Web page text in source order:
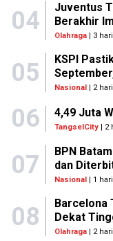
04
Juventus
Berakhir
Olahraga| 3
05
KSPI
Nasional| 2
06 4,49 Juta
TangselCity | 2
07
BPN
dan
Nasional| 1
08
Barcelona
Dekat
Olahraga| 2